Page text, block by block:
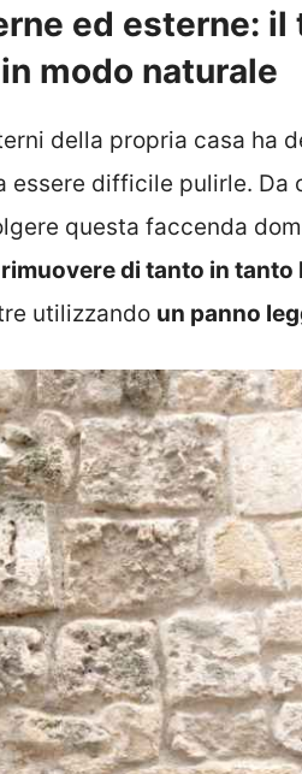
ed esterne: il
modo naturale
della propria casa ha
difficile pulirle. Da
questa faccenda
rimuovere di tanto in tanto
utilizzando un panno